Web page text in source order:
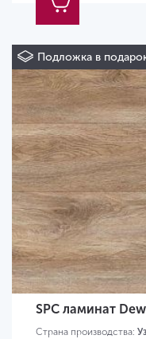
Подложка в
SPC ламинат
Страна производства: